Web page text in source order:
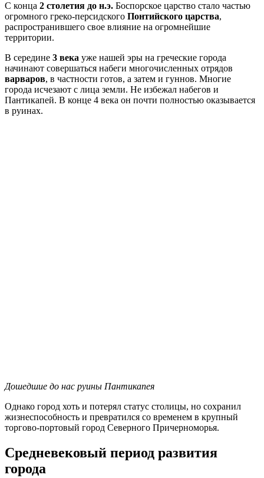
С конца 2 столетия до н.э. Боспорское царство стало частью
огромного греко-персидского Понтийского царства,
распространившего свое влияние на огромнейшие
территории.
В середине 3 века уже нашей эры на греческие города
начинают совершаться набеги многочисленных отрядов
варваров, в частности готов, а затем и гуннов. Многие
города исчезают с лица земли. Не избежал набегов и
Пантикапей. В конце 4 века он почти полностью оказывается
в руинах.
Дошедшие до нас руины Пантикапея
Однако город хоть и потерял статус столицы, но сохранил
жизнеспособность и превратился со временем в крупный
торгово-портовый город Северного Причерноморья.
Средневековый период развития
города